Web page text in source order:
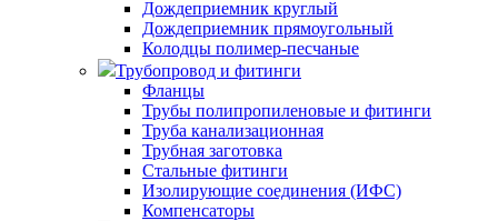
Дождеприемник круглый
Дождеприемник прямоугольный
Колодцы полимер-песчаные
Трубопровод и фитинги
Фланцы
Трубы полипропиленовые и фитинги
Труба канализационная
Трубная заготовка
Стальные фитинги
Изолирующие соединения (ИФС)
Компенсаторы